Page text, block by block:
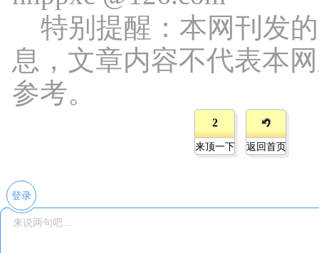
特别提醒：本网刊发
息，文章内容不代表本
参考。
2
来顶一下 返回首页
登录